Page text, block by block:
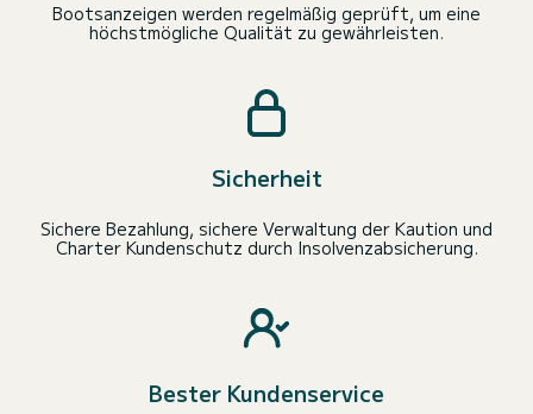
Bootsanzeigen werden regelmäßig geprüft, um eine
höchstmögliche Qualität zu gewährleisten.
Sicherheit
Sichere Bezahlung, sichere Verwaltung der Kaution und
Charter Kundenschutz durch Insolvenzabsicherung.
Bester Kundenservice